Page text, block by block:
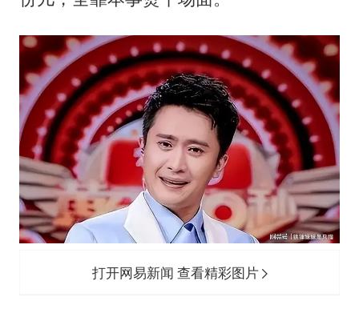
打开网易新闻 查看精彩图片